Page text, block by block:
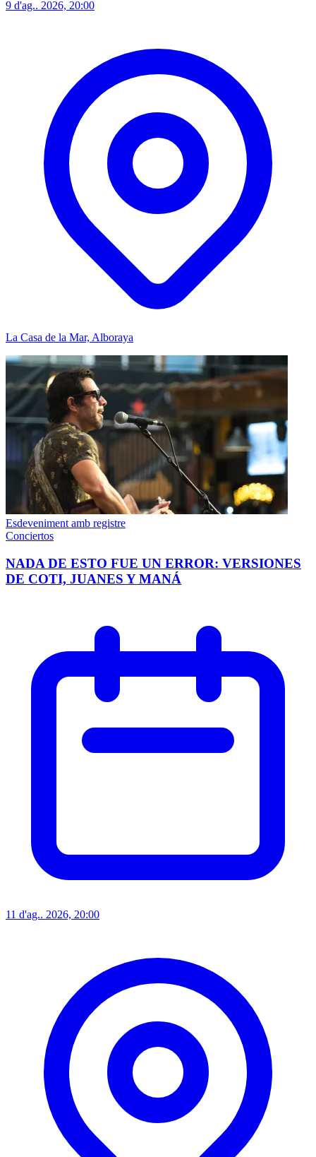
9 d'ag.. 2026, 20:00
La Casa de la Mar, Alboraya
Esdeveniment amb registre
Conciertos
NADA DE ESTO FUE UN ERROR: VERSIONES
DE COTI, JUANES Y MANÁ
11 d'ag.. 2026, 20:00